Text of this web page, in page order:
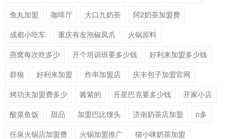
鱼丸加盟
咖啡厅 大口九奶茶
阿2奶茶加盟费
成都小吃车
重庆有友泡椒凤爪
火锅原料
燕窝每次吃多少
开个培训班要多少钱
好利来加盟多少钱
群狼
好利来加盟 炸串加盟店
庆丰包子加盟官网
烤功夫加盟费多少
酱紫的 开星巴克要多少钱
开家小店
酸菜鱼饭
甜品 加盟巴比馒头 济南奶茶店加盟
n多
任泉火锅店加盟费
火锅加盟推广
猫小咪奶茶加盟